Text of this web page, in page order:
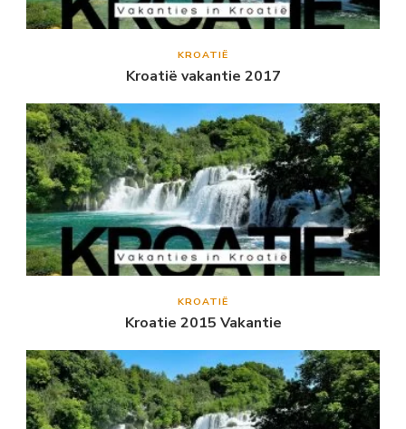
KROATIË
Kroatië vakantie 2017
KROATIË
Kroatie 2015 Vakantie